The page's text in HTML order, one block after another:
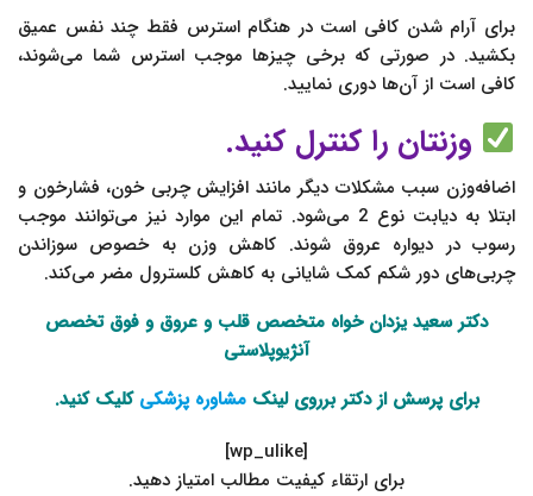
برای آرام شدن کافی است در هنگام استرس فقط چند نفس عمیق
بکشید. در صورتی‌ که برخی چیزها موجب استرس شما می‌شوند،
کافی است از آن‌ها دوری نمایید.
وزنتان را کنترل کنید.
اضافه‌وزن سبب مشکلات دیگر مانند افزایش چربی خون، فشارخون و
ابتلا به دیابت نوع 2 می‌شود. تمام این موارد نیز می‌توانند موجب
رسوب در دیواره عروق شوند. کاهش وزن به‌ خصوص سوزاندن
چربی‌های دور شکم کمک شایانی به کاهش کلسترول مضر می‌کند.
دکتر سعید یزدان خواه متخصص قلب و عروق و فوق تخصص
آنژیوپلاستی
برای پرسش از دکتر برروی لینکمشاوره پزشکی کلیک کنید.
[wp_ulike]
.برای ارتقاء کیفیت مطالب امتیاز دهید